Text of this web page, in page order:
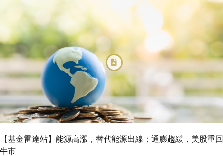
【基金雷達站】能源高漲，替代能源出線；通膨趨緩，美股重回
牛市